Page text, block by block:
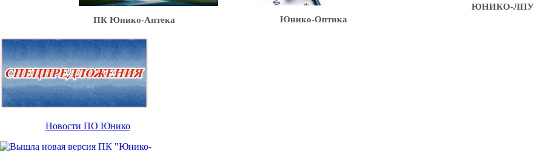
ПК Юнико-Аптека Юнико-Оптика
ЮНИКО-ЛПУ
Новости ПО Юнико